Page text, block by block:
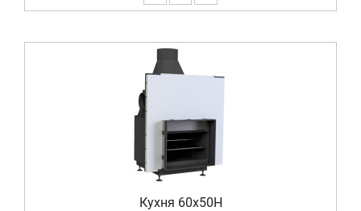
Кухня 60x50H